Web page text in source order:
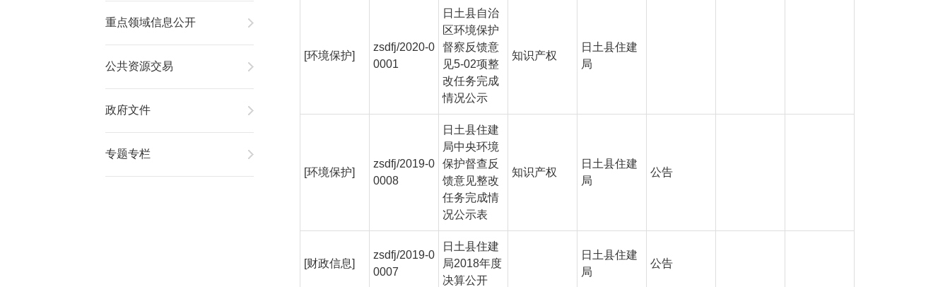
重点领域信息公开
公共资源交易
政府文件
专题专栏
[环境保护]
zsdfj/2020-0
0001
日土县自治
区环境保护
督察反馈意
见5-02项整
改任务完成
情况公示
知识产权
日土县住建
局
[环境保护]
zsdfj/2019-0
0008
日土县住建
局中央环境
保护督查反
馈意见整改
任务完成情
况公示表
知识产权
日土县住建
局
公告
[财政信息]
zsdfj/2019-0
0007
日土县住建
局2018年度
决算公开
日土县住建
局
公告